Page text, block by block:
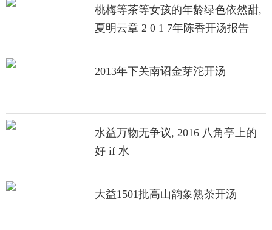
桃梅等茶等女孩的年龄绿色依然甜,
夏明云章 2 0 1 7年陈香开汤报告
2013年下关南诏金芽沱开汤
水益万物无争议, 2016 八角亭上的
好 if 水
大益1501批高山韵象熟茶开汤